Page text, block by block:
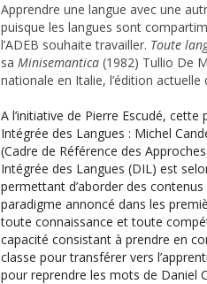
Apprendre une langue avec une
puisque les langues sont
l’ADEB souhaite travailler. Toute
sa Minisemantica (1982) Tullio De
nationale en Italie, l’édition actuelle
A l’initiative de Pierre Escudé,
Intégrée des Langues : Michel
(Cadre de Référence des
Intégrée des Langues (DIL) est
permettant d’aborder des
paradigme annoncé dans les
toute connaissance et toute
capacité consistant à prendre en
classe pour transférer vers
pour reprendre les mots de Daniel